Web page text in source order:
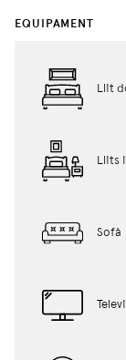
EQUIPAMENT
Llit
Llits
Sofà